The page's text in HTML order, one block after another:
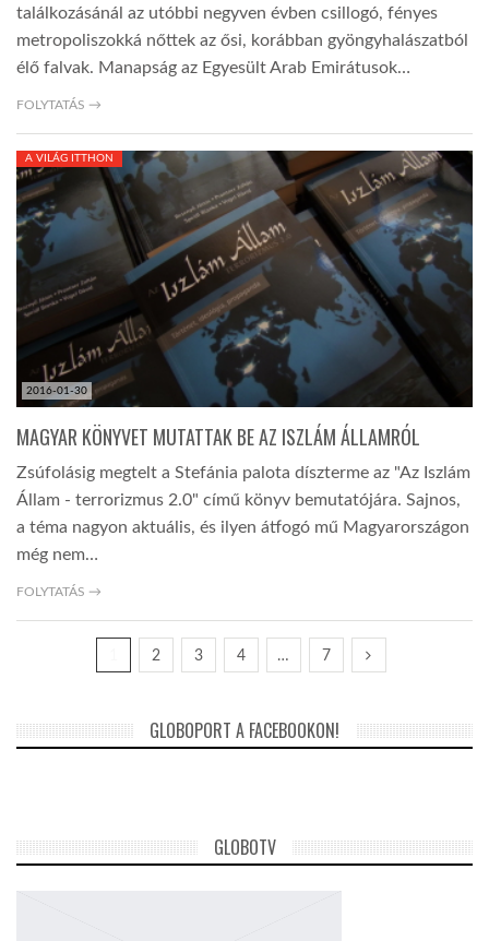
találkozásánál az utóbbi negyven évben csillogó, fényes
metropoliszokká nőttek az ősi, korábban gyöngyhalászatból
élő falvak. Manapság az Egyesült Arab Emirátusok…
FOLYTATÁS →
2016-01-30
A VILÁG ITTHON
MAGYAR KÖNYVET MUTATTAK BE AZ ISZLÁM ÁLLAMRÓL
Zsúfolásig megtelt a Stefánia palota díszterme az "Az Iszlám
Állam - terrorizmus 2.0" című könyv bemutatójára. Sajnos,
a téma nagyon aktuális, és ilyen átfogó mű Magyarországon
még nem…
FOLYTATÁS →
2 3 4 … 7
GLOBOPORT A FACEBOOKON!
GLOBOTV